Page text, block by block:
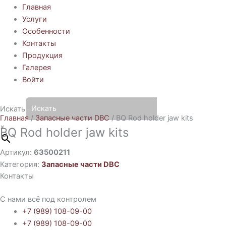
Главная
Услуги
Особенности
Контакты
Продукция
Галерея
Войти
Искать
×
Главная / Запасные части DBC / BQ Rod holder jaw kits
BQ Rod holder jaw kits
Артикул: 63500211
Категория: Запасные части DBC
Контакты
С нами всё под контролем
+7 (989) 108-09-00
+7 (989) 108-09-00